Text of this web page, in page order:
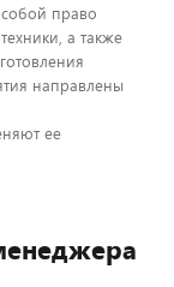
собой право
а также
направлены
ее